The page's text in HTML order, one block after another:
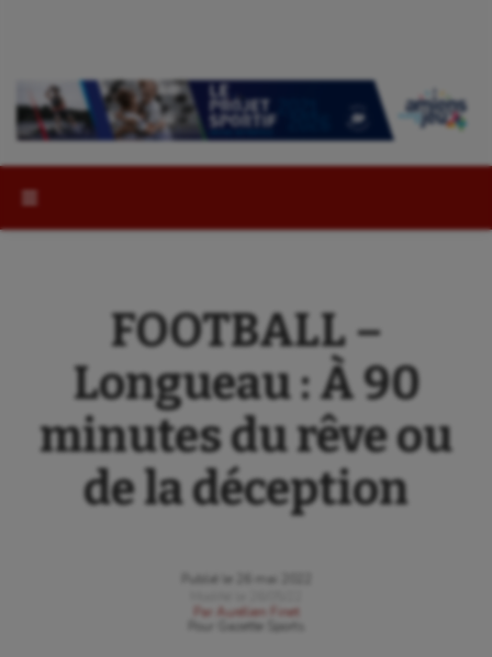
FOOTBALL –
Longueau : À 90
minutes du rêve ou
de la déception
Publié le
26 mai 2022
Par
Aurélien Finet
Gazette Sports